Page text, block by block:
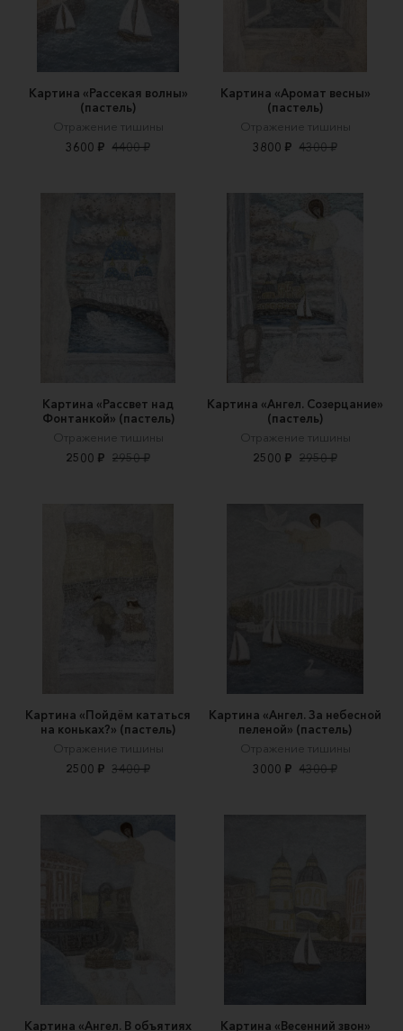
Картина «Рассекая волны»
(пастель)
Отражение тишины
3600 ₽ 4400 ₽
Картина «Аромат весны»
(пастель)
Отражение тишины
3800 ₽ 4300 ₽
Картина «Рассвет над
Фонтанкой» (пастель)
Отражение тишины
2500 ₽ 2950 ₽
Картина «Ангел. Созерцание»
(пастель)
Отражение тишины
2500 ₽ 2950 ₽
Картина «Пойдём кататься
на коньках?» (пастель)
Отражение тишины
2500 ₽ 3400 ₽
Картина «Ангел. За небесной
пеленой» (пастель)
Отражение тишины
3000 ₽ 4300 ₽
Картина «Ангел. В объятиях Картина «Весенний звон»